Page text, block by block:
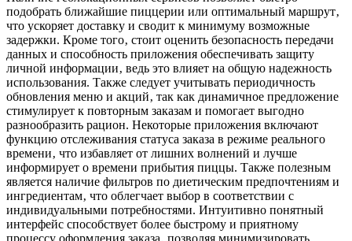
подобрать ближайшие пиццерии или оптимальный маршрут‚
что ускоряет доставку и сводит к минимуму возможные
задержки. Кроме того‚ стоит оценить безопасность передачи
данных и способность приложения обеспечивать защиту
личной информации‚ ведь это влияет на общую надежность
использования. Также следует учитывать периодичность
обновления меню и акций‚ так как динамичное предложение
стимулирует к повторным заказам и помогает выгодно
разнообразить рацион. Некоторые приложения включают
функцию отслеживания статуса заказа в режиме реального
времени‚ что избавляет от лишних волнений и лучше
информирует о времени прибытия пиццы. Также полезным
является наличие фильтров по диетическим предпочтениям и
ингредиентам‚ что облегчает выбор в соответствии с
индивидуальными потребностями. Интуитивно понятный
интерфейс способствует более быстрому и приятному
процессу оформления заказа‚ позволяя минимизировать